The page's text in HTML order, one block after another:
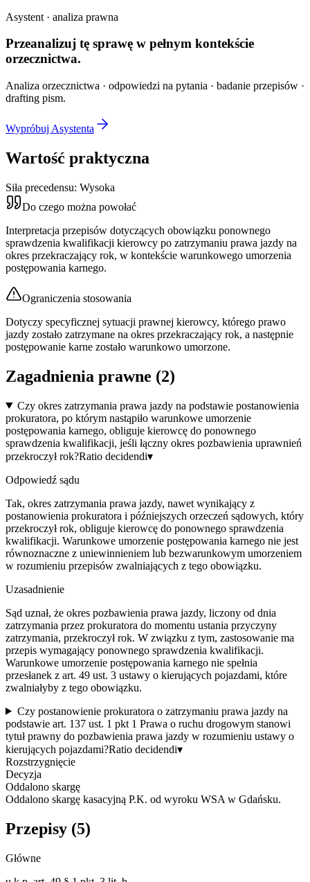
Asystent · analiza prawna
Przeanalizuj tę sprawę w pełnym kontekście
orzecznictwa.
Analiza orzecznictwa · odpowiedzi na pytania · badanie przepisów ·
drafting pism.
Wypróbuj Asystenta
Wartość praktyczna
Siła precedensu: Wysoka
Do czego można powołać
Interpretacja przepisów dotyczących obowiązku ponownego
sprawdzenia kwalifikacji kierowcy po zatrzymaniu prawa jazdy na
okres przekraczający rok, w kontekście warunkowego umorzenia
postępowania karnego.
Ograniczenia stosowania
Dotyczy specyficznej sytuacji prawnej kierowcy, którego prawo
jazdy zostało zatrzymane na okres przekraczający rok, a następnie
postępowanie karne zostało warunkowo umorzone.
Zagadnienia prawne (2)
Czy okres zatrzymania prawa jazdy na podstawie postanowienia
prokuratora, po którym nastąpiło warunkowe umorzenie
postępowania karnego, obliguje kierowcę do ponownego
sprawdzenia kwalifikacji, jeśli łączny okres pozbawienia uprawnień
przekroczył rok?Ratio decidendi▾
Odpowiedź sądu
Tak, okres zatrzymania prawa jazdy, nawet wynikający z
postanowienia prokuratora i późniejszych orzeczeń sądowych, który
przekroczył rok, obliguje kierowcę do ponownego sprawdzenia
kwalifikacji. Warunkowe umorzenie postępowania karnego nie jest
równoznaczne z uniewinnieniem lub bezwarunkowym umorzeniem
w rozumieniu przepisów zwalniających z tego obowiązku.
Uzasadnienie
Sąd uznał, że okres pozbawienia prawa jazdy, liczony od dnia
zatrzymania przez prokuratora do momentu ustania przyczyny
zatrzymania, przekroczył rok. W związku z tym, zastosowanie ma
przepis wymagający ponownego sprawdzenia kwalifikacji.
Warunkowe umorzenie postępowania karnego nie spełnia
przesłanek z art. 49 ust. 3 ustawy o kierujących pojazdami, które
zwalniałyby z tego obowiązku.
Czy postanowienie prokuratora o zatrzymaniu prawa jazdy na
podstawie art. 137 ust. 1 pkt 1 Prawa o ruchu drogowym stanowi
tytuł prawny do pozbawienia prawa jazdy w rozumieniu ustawy o
kierujących pojazdami?Ratio decidendi▾
Rozstrzygnięcie
Decyzja
Oddalono skargę
Oddalono skargę kasacyjną P.K. od wyroku WSA w Gdańsku.
Przepisy (5)
Główne